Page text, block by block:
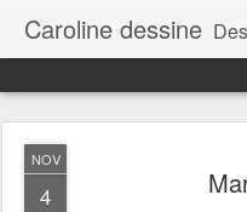
Caroline dessine Dessins à
NOV
4